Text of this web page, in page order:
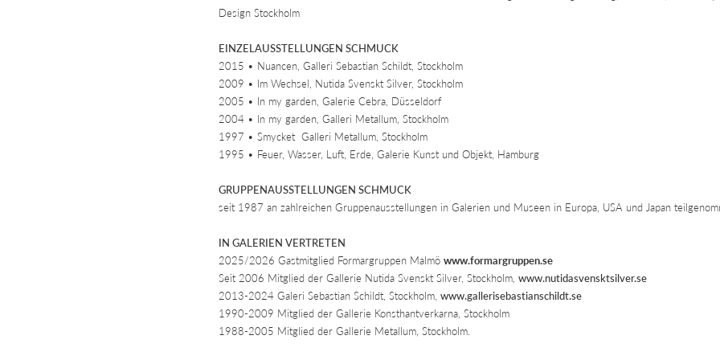
Design Stockholm
EINZELAUSSTELLUNGEN SCHMUCK
2015 • Nuancen, Galleri Sebastian Schildt, Stockholm
2009 • Im Wechsel, Nutida Svenskt Silver, Stockholm
2005 • In my garden, Galerie Cebra, Düsseldorf
2004 • In my garden, Galleri Metallum, Stockholm
1997 • Smycket Galleri Metallum, Stockholm
1995 • Feuer, Wasser, Luft, Erde, Galerie Kunst und Objekt, Hamburg
GRUPPENAUSSTELLUNGEN SCHMUCK
seit 1987 an zahlreichen Gruppenausstellungen in Galerien und Museen in Europa, USA und Japan
IN GALERIEN VERTRETEN
2025/2026 Gastmitglied Formargruppen Malmö www.formargruppen.se
Seit 2006 Mitglied der Gallerie Nutida Svenskt Silver, Stockholm, www.nutidasvensktsilver.se
2013-2024 Galeri Sebastian Schildt, Stockholm, www.gallerisebastianschildt.se
1990-2009 Mitglied der Gallerie Konsthantverkarna, Stockholm
1988-2005 Mitglied der Gallerie Metallum, Stockholm.